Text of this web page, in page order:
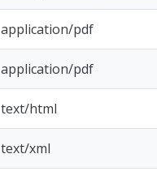
application/pdf
application/pdf
text/html
text/xml